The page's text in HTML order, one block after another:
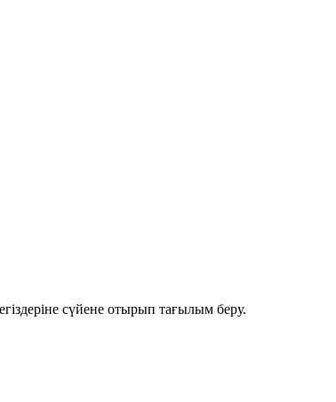
сүйене отырып тағылым беру.